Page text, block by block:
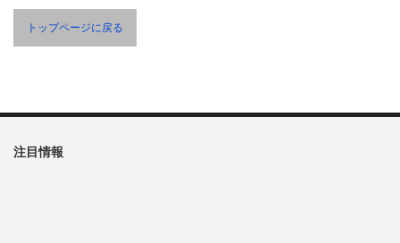
トップページに戻る
注目情報